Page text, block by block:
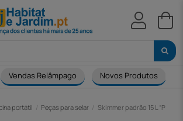
Vendas Relâmpago Novos Produtos
portátil Peças para selar Skimmer padrão 15 L